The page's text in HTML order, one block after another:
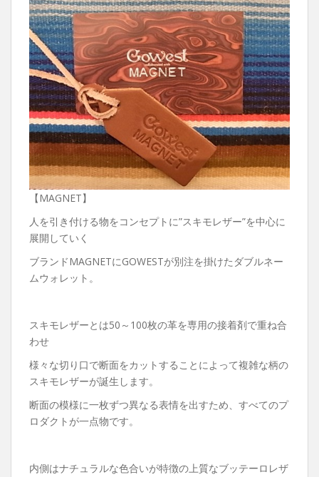
【MAGNET】
人を引き付ける物をコンセプトに”スキモレザー”を中心に
展開していく
ブランドMAGNETにGOWESTが別注を掛けたダブルネー
ムウォレット。
スキモレザーとは50～100枚の革を専用の接着剤で重ね合
わせ
様々な切り口で断面をカットすることによって複雑な柄の
スキモレザーが誕生します。
断面の模様に一枚ずつ異なる表情を出すため、すべてのプ
ロダクトが一点物です。
内側はナチュラルな色合いが特徴の上質なブッテーロレザ